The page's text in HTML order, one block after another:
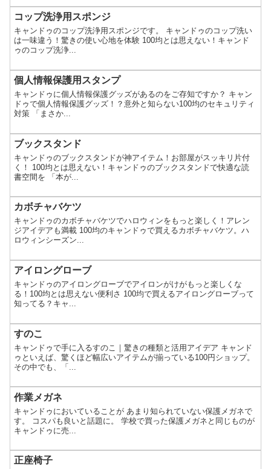
コップ洗浄用スポンジ
キャンドゥのコップ洗浄用スポンジです。 キャンドゥのコップ洗い
は一味違う！驚きの使い心地を体験 100均とは思えない！キャンド
ゥのコップ洗浄...
個人情報保護用スタンプ
キャンドゥに個人情報保護グッズがあるのをご存知ですか？ キャン
ドゥで個人情報保護グッズ！？意外と知らない100均のセキュリティ
対策 「まさか...
ブックスタンド
キャンドゥのブックスタンドが神アイテム！お部屋がスッキリ片付
く！ 100均とは思えない！キャンドゥのブックスタンドで快適な読
書空間を 「本が...
カボチャバケツ
キャンドゥのカボチャバケツでハロウィンをもっと楽しく！アレン
ジアイデアも満載 100均のキャンドゥで買えるカボチャバケツ。ハ
ロウィンシーズン...
アイロングローブ
キャンドゥのアイロングローブでアイロンがけがもっと楽しくな
る！100均とは思えない便利さ 100均で買えるアイロングローブって
知ってる？キャ...
すのこ
キャンドゥで手に入るすのこ｜驚きの種類と活用アイデア キャンド
ゥといえば、驚くほど幅広いアイテムが揃っている100円ショップ。
その中でも、「...
作業メガネ
キャンドゥにおいていることが あまり知られていない保護メガネで
す。 コスパも良いと話題に。 学校で買った保護メガネと同じものが
キャンドゥに売...
正座椅子